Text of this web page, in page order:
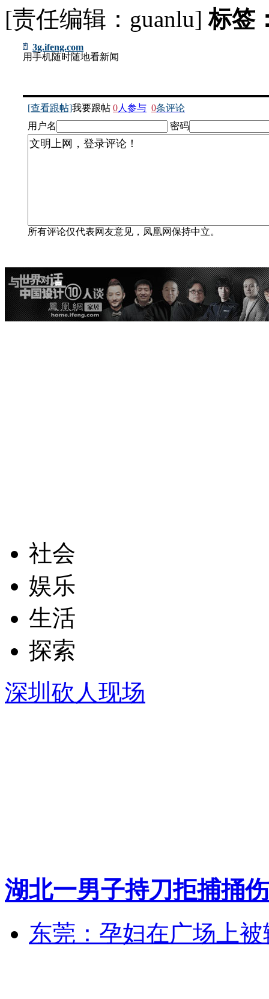
[责任编辑：guanlu]标签
3g.ifeng.com
用手机随时随地看新闻
[查看跟帖]我要跟帖 0人参与 0条评论
用户名
密码
所有评论仅代表网友意见，凤凰网保持中立。
社会
娱乐
生活
探索
深圳砍人现场
湖北一男子持刀拒捕捅
东莞：孕妇在广场上